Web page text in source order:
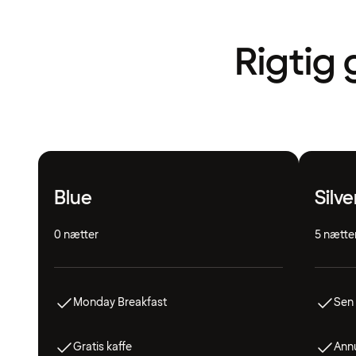
Rigtig
Blue
0 nætter
Monday Breakfast
Gratis kaffe
5